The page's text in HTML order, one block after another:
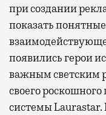
при создании
показать
появились герои
важным светским
своего
системы